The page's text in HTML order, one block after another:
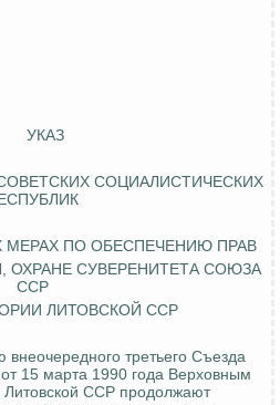
УКАЗ
СОЦИАЛИСТИЧЕСКИХ
ПО ОБЕСПЕЧЕНИЮ ПРАВ
ОХРАНЕ СУВЕРЕНИТЕТА СОЮЗА
ССР
ЛИТОВСКОЙ ССР
третьего Съезда
15 марта 1990 года Верховным
ССР продолжают